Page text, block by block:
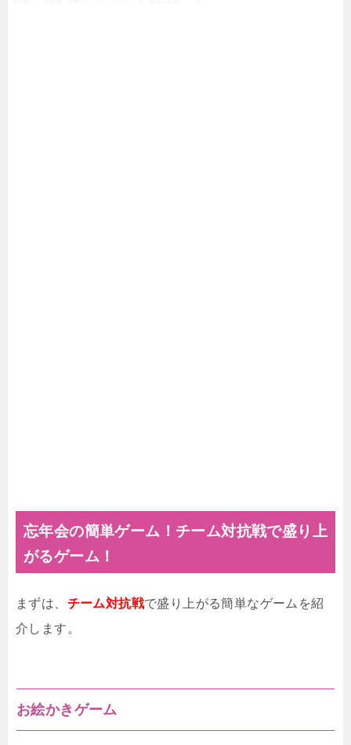
忘年会の簡単ゲーム！チーム対抗戦で盛り上
がるゲーム！
まずは、 チーム対抗戦で盛り上がる簡単なゲームを紹
介します。
お絵かきゲーム